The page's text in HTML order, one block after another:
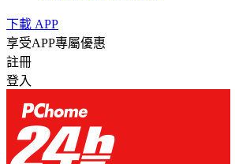
下載 APP
享受APP專屬優惠
註冊
登入